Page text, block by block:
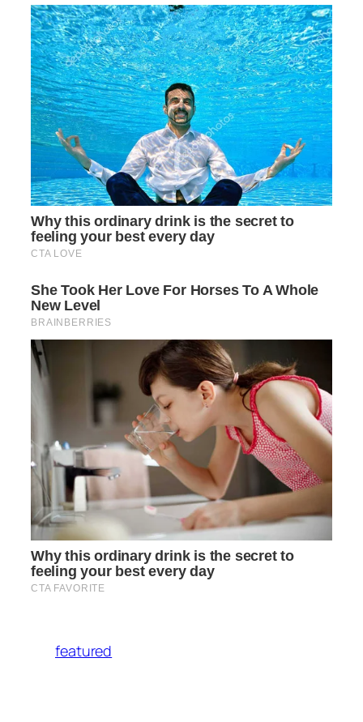
featured